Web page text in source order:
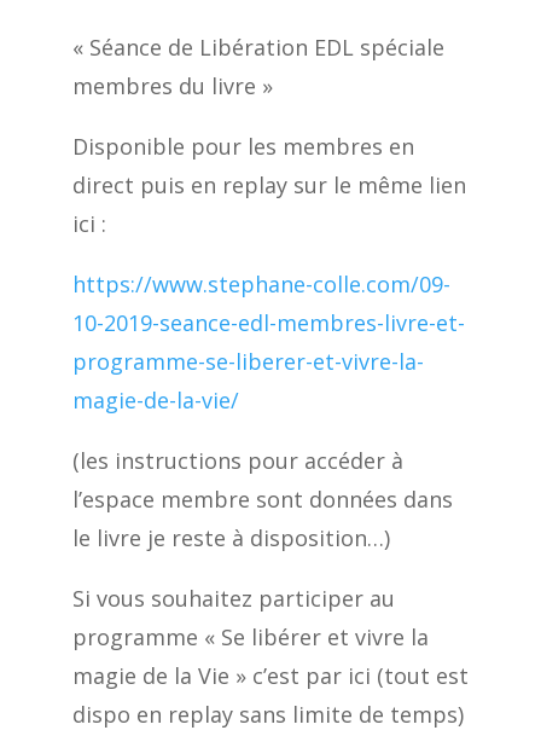
« Séance de Libération EDL spéciale
membres du livre »
Disponible pour les membres en
direct puis en replay sur le même lien
ici :
https://www.stephane-colle.com/09-
10-2019-seance-edl-membres-livre-et-
programme-se-liberer-et-vivre-la-
magie-de-la-vie/
(les instructions pour accéder à
l’espace membre sont données dans
le livre je reste à disposition…)
Si vous souhaitez participer au
programme « Se libérer et vivre la
magie de la Vie » c’est par ici (tout est
dispo en replay sans limite de temps)